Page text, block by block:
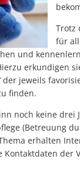
Trotz
für
und
erkundigen
der jeweils
finden.
noch keine
(Betreuung
erhalten
Kontaktdaten